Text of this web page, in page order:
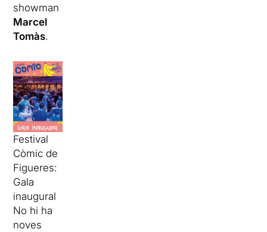
showman
Marcel
Tomàs.
Festival
Còmic de
Figueres:
Gala
inaugural
No hi ha
noves